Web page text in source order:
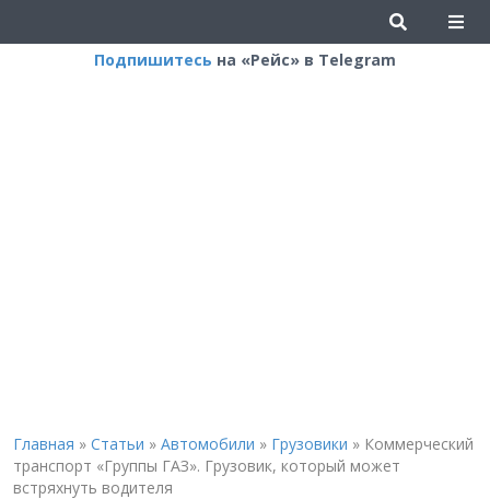
Подпишитесь на «Рейс» в Telegram
Главная » Статьи » Автомобили » Грузовики » Коммерческий
транспорт «Группы ГАЗ». Грузовик, который может
встряхнуть водителя